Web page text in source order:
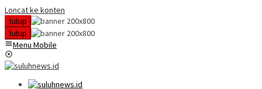
Loncat ke konten
tutup
tutup
Menu Mobile